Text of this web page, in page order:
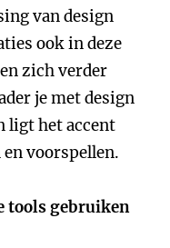
van design
ook in deze
zich verder
je met design
ligt het accent
en voorspellen.
tools gebruiken